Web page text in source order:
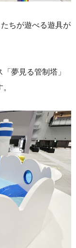
ちが遊べる遊具が
夢見る管制塔」